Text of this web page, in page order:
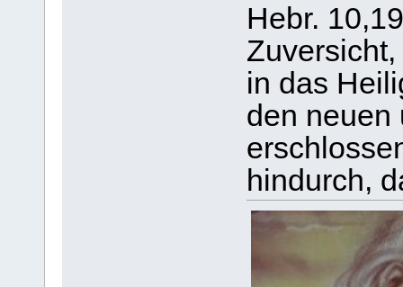
Hebr.
in das
den neuen
hindurch,